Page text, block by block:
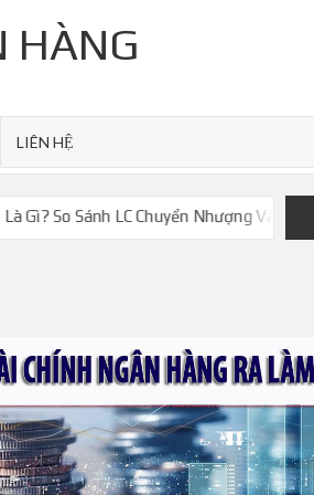
HÀNG
LIÊN HỆ
LC Chuyển Nhượng Và LC Giáp Lưng